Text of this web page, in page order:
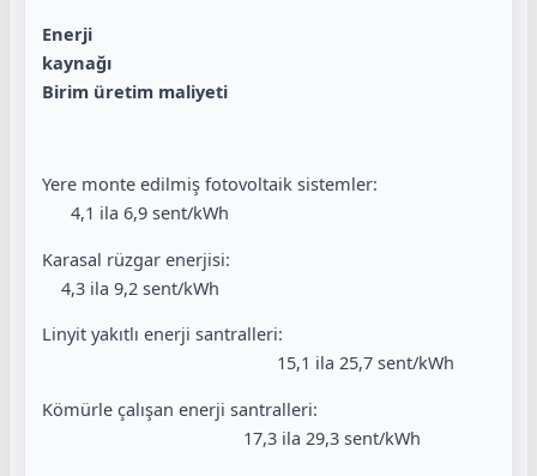
Enerji
kaynağı
Birim üretim maliyeti
Yere monte edilmiş fotovoltaik sistemler:
4,1 ila 6,9 sent/kWh
Karasal rüzgar enerjisi:
4,3 ila 9,2 sent/kWh
Linyit yakıtlı enerji santralleri:
15,1 ila 25,7 sent/kWh
Kömürle çalışan enerji santralleri:
17,3 ila 29,3 sent/kWh